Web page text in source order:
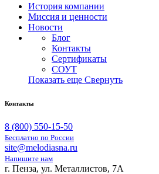
История компании
Миссия и ценности
Новости
Блог
Контакты
Сертификаты
СОУТ
Показать еще Свернуть
Контакты
8 (800) 550-15-50
Бесплатно по России
site@melodiasna.ru
Напишите нам
г. Пенза, ул. Металлистов, 7А